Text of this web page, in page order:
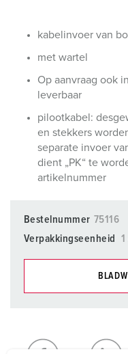
kabelinvoer van
met wartel
Op aanvraag ook
leverbaar
pilootkabel:
en stekkers
separate invoer
dient „PK“ te
artikelnummer
Bestelnummer 75116
Verpakkingseenheid
Mijn lijst